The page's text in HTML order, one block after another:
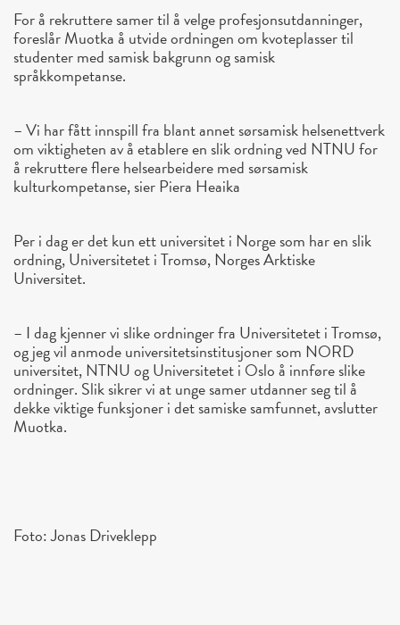
For å rekruttere samer til å velge profesjonsutdanninger,
foreslår Muotka å utvide ordningen om kvoteplasser til
studenter med samisk bakgrunn og samisk
språkkompetanse.
– Vi har fått innspill fra blant annet sørsamisk helsenettverk
om viktigheten av å etablere en slik ordning ved NTNU for
å rekruttere flere helsearbeidere med sørsamisk
kulturkompetanse, sier Piera Heaika
Per i dag er det kun ett universitet i Norge som har en slik
ordning, Universitetet i Tromsø, Norges Arktiske
Universitet.
– I dag kjenner vi slike ordninger fra Universitetet i Tromsø,
og jeg vil anmode universitetsinstitusjoner som NORD
universitet, NTNU og Universitetet i Oslo å innføre slike
ordninger. Slik sikrer vi at unge samer utdanner seg til å
dekke viktige funksjoner i det samiske samfunnet, avslutter
Muotka.
Foto: Jonas Driveklepp